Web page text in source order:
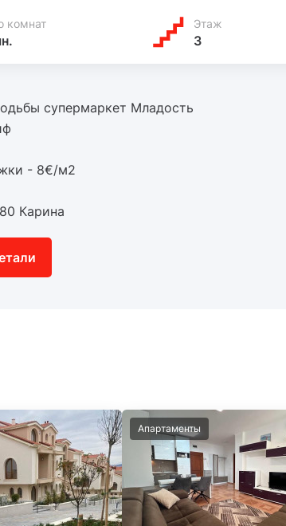
комнат Этаж
3
супермаркет Младость
- 8€/м2
Карина
Апартаменты